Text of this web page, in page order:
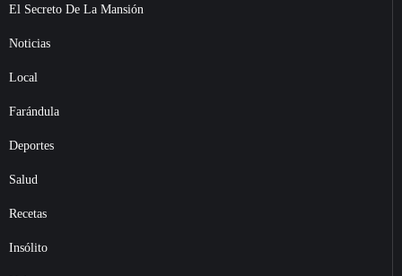
El Secreto De La Mansión
Noticias
Local
Farándula
Deportes
Salud
Recetas
Insólito